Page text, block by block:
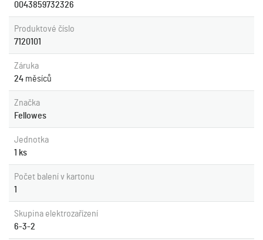
0043859732326
Produktové číslo
7120101
Záruka
24 měsíců
Značka
Fellowes
Jednotka
1 ks
Počet balení v kartonu
1
Skupina elektrozařízení
6-3-2